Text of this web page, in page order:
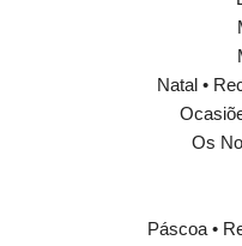
Natal •
Os
Páscoa •